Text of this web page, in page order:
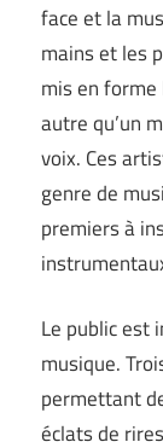
face et la
mains et les
mis en forme
autre qu’un
voix. Ces
genre de
premiers à
Le public est
musique.
permettant
éclats de